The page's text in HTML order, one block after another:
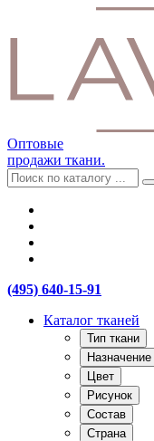
Оптовые
продажи ткани.
(495) 640-15-91
Каталог тканей
Тип ткани
Назначение
Цвет
Рисунок
Состав
Страна